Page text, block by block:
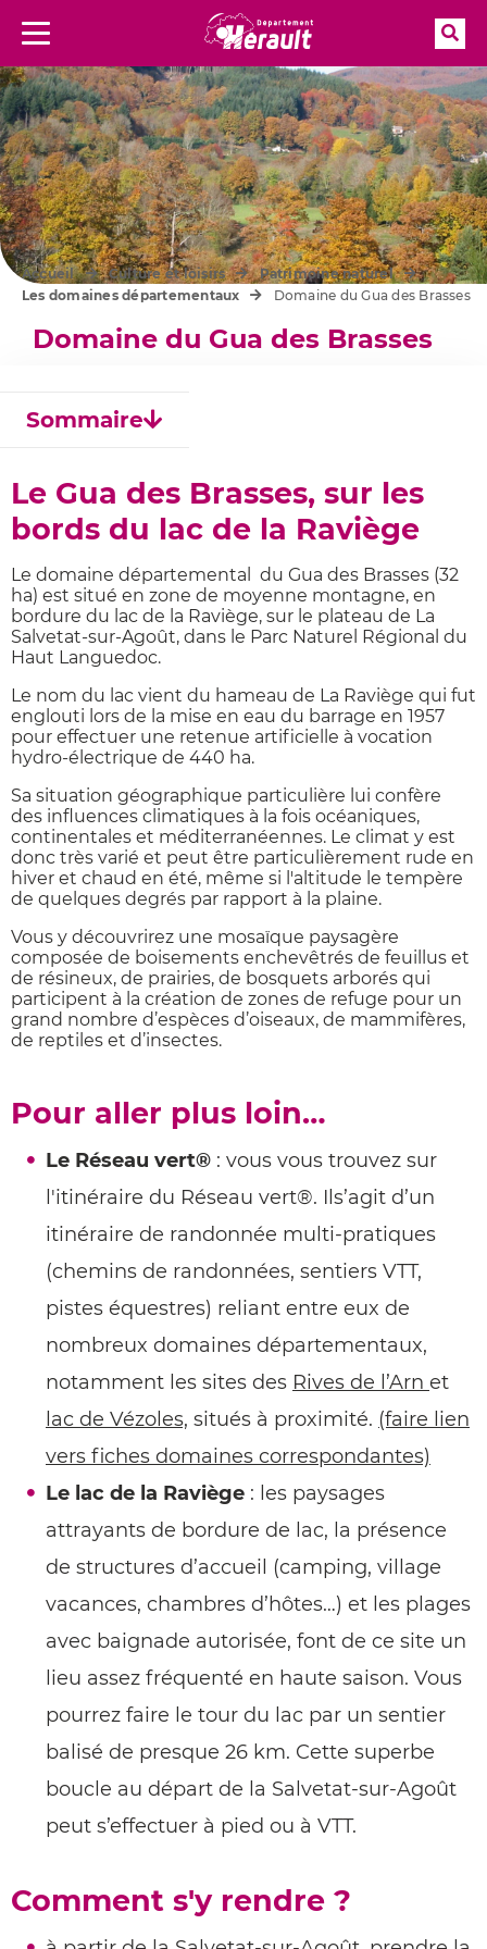
Aller à la recherche
Menu
Domaine du Gua des Brasses
Accueil Culture et loisirs
Patrimoine naturel
Les domaines départementaux
Domaine du Gua des Brasses
Sommaire
Le Gua des Brasses, sur les
bords du lac de la Raviège
Le domaine départemental du Gua des Brasses (32
ha) est situé en zone de moyenne montagne, en
bordure du lac de la Raviège, sur le plateau de La
Salvetat-sur-Agoût, dans le Parc Naturel Régional du
Haut Languedoc.
Le nom du lac vient du hameau de La Raviège qui fut
englouti lors de la mise en eau du barrage en 1957
pour effectuer une retenue artificielle à vocation
hydro-électrique de 440 ha.
Sa situation géographique particulière lui confère
des influences climatiques à la fois océaniques,
continentales et méditerranéennes. Le climat y est
donc très varié et peut être particulièrement rude en
hiver et chaud en été, même si l'altitude le tempère
de quelques degrés par rapport à la plaine.
Vous y découvrirez une mosaïque paysagère
composée de boisements enchevêtrés de feuillus et
de résineux, de prairies, de bosquets arborés qui
participent à la création de zones de refuge pour un
grand nombre d’espèces d’oiseaux, de mammifères,
de reptiles et d’insectes.
Pour aller plus loin…
Le Réseau vert® : vous vous trouvez sur
l'itinéraire du Réseau vert®. Ils’agit d’un
itinéraire de randonnée multi-pratiques
(chemins de randonnées, sentiers VTT,
pistes équestres) reliant entre eux de
nombreux domaines départementaux,
notamment les sites des Rives de l’Arn et
lac de Vézoles, situés à proximité. (faire lien
vers fiches domaines correspondantes)
Le lac de la Raviège : les paysages
attrayants de bordure de lac, la présence
de structures d’accueil (camping, village
vacances, chambres d’hôtes…) et les plages
avec baignade autorisée, font de ce site un
lieu assez fréquenté en haute saison. Vous
pourrez faire le tour du lac par un sentier
balisé de presque 26 km. Cette superbe
boucle au départ de la Salvetat-sur-Agoût
peut s’effectuer à pied ou à VTT.
Comment s'y rendre ?